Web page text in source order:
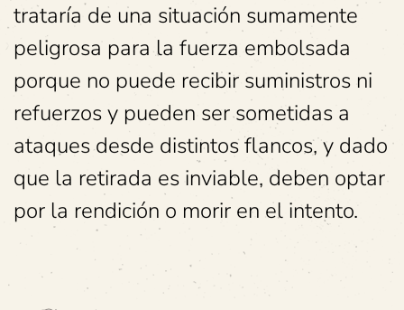
trataría de una situación sumamente
peligrosa para la fuerza embolsada
porque no puede recibir suministros ni
refuerzos y pueden ser sometidas a
ataques desde distintos flancos, y dado
que la retirada es inviable, deben optar
por la rendición o morir en el intento.